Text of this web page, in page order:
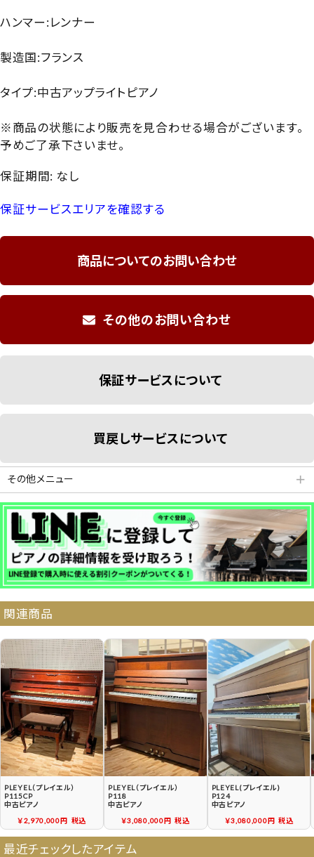
ハンマー:レンナー
製造国:フランス
タイプ:中古アップライトピアノ
※商品の状態により販売を見合わせる場合がございます。
予めご了承下さいませ。
保証期間: なし
保証サービスエリアを確認する
商品についてのお問い合わせ
その他のお問い合わせ
保証サービスについて
買戻しサービスについて
その他メニュー ＋
分割払いシミュレーション
納品・サービス・消音取付可能エリア
よくある質問 送料について
契約後の流れ 保証サービス
中古ピアノ買戻しサービ
ス
中古ピアノの状態につい
関連商品
PLEYEL（プレイエル）
P115CP
中古ピアノ
￥2,970,000円 税込
PLEYEL（プレイエル）
P118
中古ピアノ
￥3,080,000円 税込
PLEYEL(プレイエル)
P124
中古ピアノ
￥3,080,000円 税込
最近チェックしたアイテム